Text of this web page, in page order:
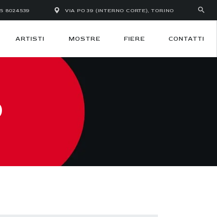
8024539 VIA PO 39 (INTERNO CORTE), TORINO
ARTISTI MOSTRE FIERE CONTATTI